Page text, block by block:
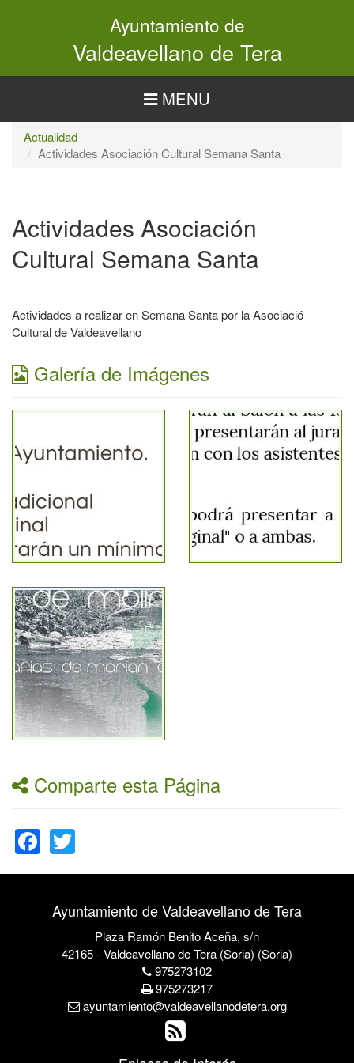
Ayuntamiento de
Valdeavellano de Tera
MENU
Actualidad
Actividades Asociación Cultural Semana Santa
Actividades Asociación
Cultural Semana Santa
Actividades a realizar en Semana Santa por la Asociació
Cultural de Valdeavellano
Galería de Imágenes
Comparte esta Página
Facebook
Ayuntamiento de Valdeavellano de Tera
Plaza Ramón Benito Aceña, s/n
42165 - Valdeavellano de Tera (Soria) (Soria)
975273102
975273217
ayuntamiento@valdeavellanodetera.org